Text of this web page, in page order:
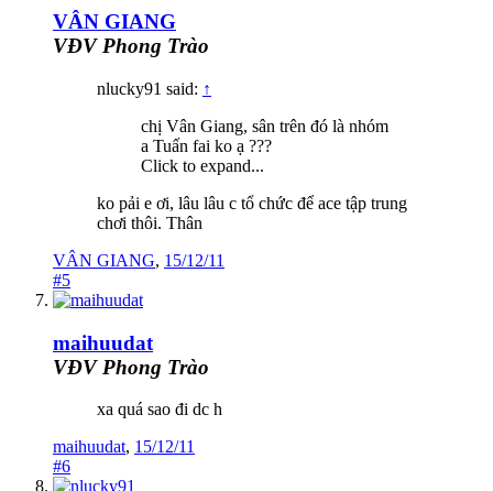
VÂN GIANG
VĐV Phong Trào
nlucky91 said: ↑
chị Vân Giang, sân trên đó là nhóm
a Tuấn fai ko ạ ???
Click to expand...
ko pải e ơi, lâu lâu c tổ chức để ace tập trung
chơi thôi. Thân
VÂN GIANG, 15/12/11
#5
maihuudat
VĐV Phong Trào
xa quá sao đi dc h
maihuudat, 15/12/11
#6